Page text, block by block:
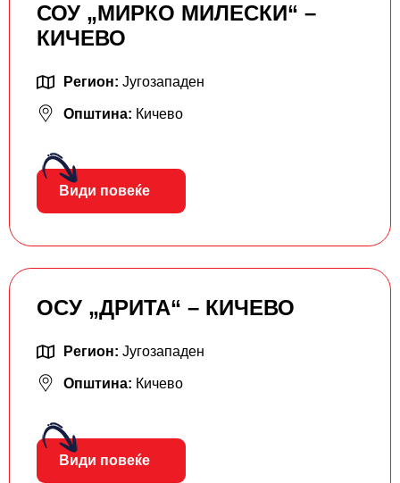
СОУ „МИРКО МИЛЕСКИ“ –
КИЧЕВО
Регион: Југозападен
Општина: Кичево
Види повеќе
ОСУ „ДРИТА“ – КИЧЕВО
Регион: Југозападен
Општина: Кичево
Види повеќе